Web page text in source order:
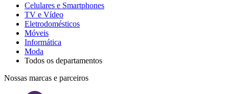
Celulares e Smartphones
TV e Vídeo
Eletrodomésticos
Móveis
Informática
Moda
Todos os departamentos
Nossas marcas e parceiros